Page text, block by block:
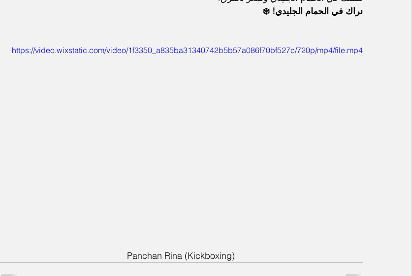
نراك في الحمام الجليدي! ❄️
https://video.wixstatic.com/video/1f3350_a835ba31340742b5b57a086f70bf527c/720p/mp4/file.mp4
Panchan Rina (Kickboxing)